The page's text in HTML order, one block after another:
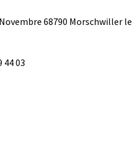
68790 Morschwiller le
44 03